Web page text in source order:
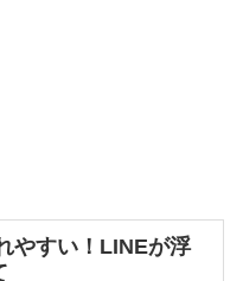
やすい！LINEが浮